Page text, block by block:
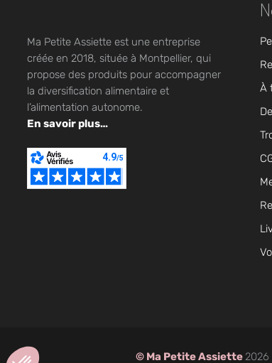
Ma Petite Assiette est une entreprise
créée en 2018, située à Montpellier, qui
propose des produits pour accompagner
la diversification alimentaire et
l’alimentation autonome.
En savoir plus…
À
© Ma Petite Assiette 2026